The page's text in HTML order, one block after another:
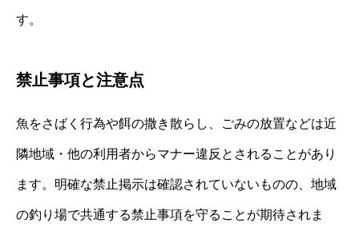
す。
禁止事項と注意点
魚をさばく行為や餌の撒き散らし、ごみの放置などは近
隣地域・他の利用者からマナー違反とされることがあり
ます。明確な禁止掲示は確認されていないものの、地域
の釣り場で共通する禁止事項を守ることが期待されま